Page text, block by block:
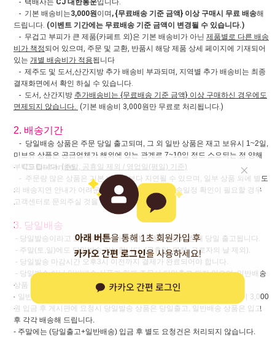
- 택배사는 CJ 대한통운입니다.
- 기본 배송비는3,000원이며 , {무료배송 기준 금액} 이상 구매시 무료 배송해
드립니다. (이벤트 기간에는 무료배송 기준 금액이 변경될 수 있습니다.)
- 무겁고 부피가 큰 제품(카페트 외)은 기본 배송비가 아닌 제품별로 다른 배송
비가 책정되어 있으며, 주문 및 교환, 반품시 해당 제품 상세 페이지에 기재되어
있는 개별 배송비가 적용됩니다
- 제주도 및 도서,산간지방 추가 배송비 부과되며, 지역별 추가 배송비는 최종
결재화면에서 확인 하실 수 있습니다.
- 도서, 산간지방 추가배송비는 {무료배송 기준 금액} 이상 구매하신 경우에도
면제되지 않습니다. (기본 배송비 3,000원만 무료로 처리됩니다.)
2. 배송기간
- 당일배송 상품은 주문 당일 출고되며, 그 외 일반 상품은 재고 보유시 1~2일,
미보유 상품은 공급업체가 해외에 있는 관계로 7~10일 정도 소요되는 점 양해
부탁드립니다. (주말, 공휴일 제외 / 영업일(평일) 기준)
- 주문량 많은 상품은 기본 배송일보다 지연될 수 있으며, 일부 상품 외에 별도
의 배송지연 안내가 어려운 점 양해 부탁드리며, 배송일정 확인이 필요할 경우
고객센터로 문의주실 것을 부탁드립니다.
3. 당일배송
- 당일발송이라고 표시된(또는 아이콘 부착된) 상품에 한해 당일 출고됩니다.
- 주말(토,일)에도 당일발송 가능합니다. (공휴일, 명절, 근로자의 날 제외).
- 당일발송 마감시간 오후3시 이전까지 결제가 완료되어야 합니다.
- 당일발송 아닌 일반배송 상품과 함께 주문시 당일출고 되지 않으며, 일반배송
상품 배송일에 함께 출고됩니다.
- 일반배송 상품과 함께 주문한 경우 당일발송 마감시간 이전 추가 배송비 3,000
원 입금 후 게시판에 요청시 당일발송 상품은 당일출고, 일반배송 상품은 입고
후 각각 배송해 드립니다.
- 주말에는 (당일출고+일반배송) 입금 후 별도 요청건은 처리되지 않습니다.